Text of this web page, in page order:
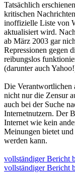
Tatsächlich
kritischen
inoffizielle Liste von
aktualisiert wird.
ab März 2003 gar
Repressionen gegen
reibungslos
(darunter auch
Die Verantwortlichen
nicht nur die Zensur
auch bei der Suche
Internetnutzern. Der
Internet wie kein
Meinungen bietet
werden kann.
vollständiger Bericht
vollständiger Bericht